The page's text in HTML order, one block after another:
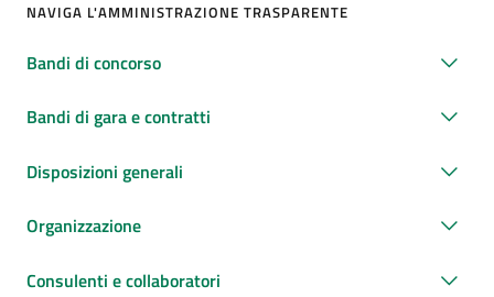
NAVIGA L'AMMINISTRAZIONE TRASPARENTE
Bandi di concorso
Bandi di gara e contratti
Disposizioni generali
Organizzazione
Consulenti e collaboratori